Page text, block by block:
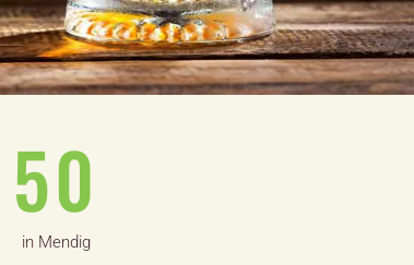
49
in Mendig